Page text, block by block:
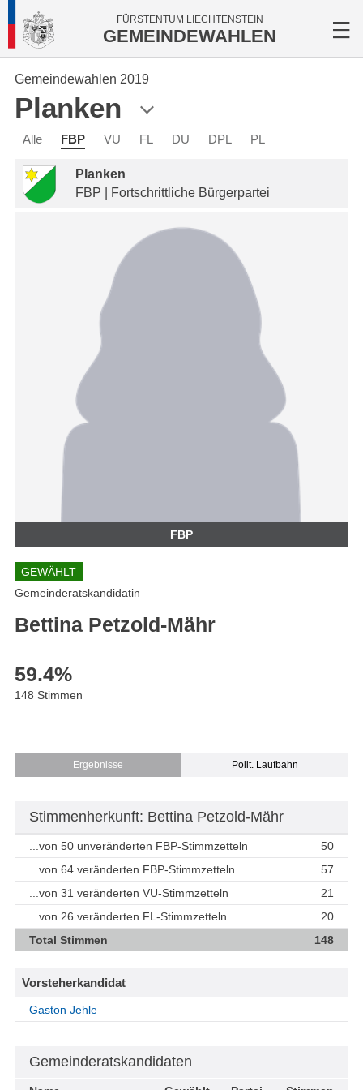
FÜRSTENTUM LIECHTENSTEIN
GEMEINDEWAHLEN
Gemeindewahlen 2019
Planken
Alle FBP VU FL DU DPL PL
Planken
FBP | Fortschrittliche Bürgerpartei
FBP
GEWÄHLT
Gemeinderatskandidatin
Bettina Petzold-Mähr
59.4%
148 Stimmen
Ergebnisse Polit. Laufbahn
Stimmenherkunft: Bettina Petzold-Mähr
...von 50 unveränderten FBP-Stimmzetteln
50
...von 64 veränderten FBP-Stimmzetteln
57
...von 31 veränderten VU-Stimmzetteln
21
...von 26 veränderten FL-Stimmzetteln
20
Total Stimmen
148
Vorsteherkandidat
Gaston Jehle
Gemeinderatskandidaten